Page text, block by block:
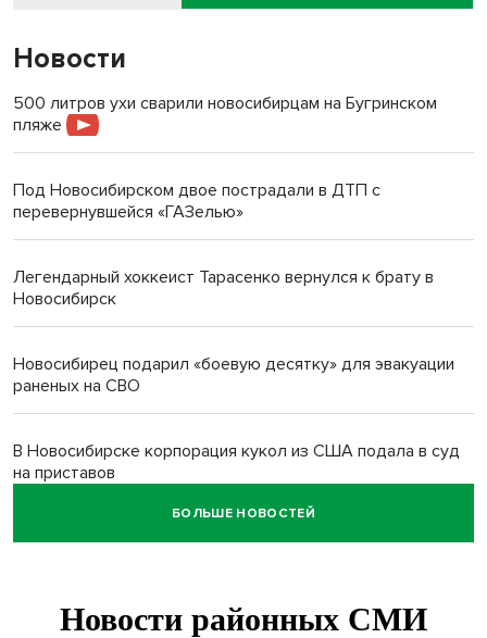
Новости
500 литров ухи сварили новосибирцам на Бугринском
пляже
Под Новосибирском двое пострадали в ДТП с
перевернувшейся «ГАЗелью»
Легендарный хоккеист Тарасенко вернулся к брату в
Новосибирск
Новосибирец подарил «боевую десятку» для эвакуации
раненых на СВО
В Новосибирске корпорация кукол из США подала в суд
на приставов
В Новосибирске минздрав объявил бесплатную
В Новосибирске врачи прооперировали 25 тысяч
БОЛЬШЕ НОВОСТЕЙ